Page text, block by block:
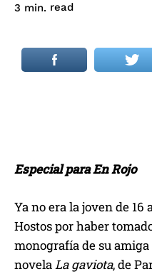
3 min. read
Especial para En Rojo
Ya no era la joven de 16
Hostos por haber
monografía de su
novelaLa gaviota, de